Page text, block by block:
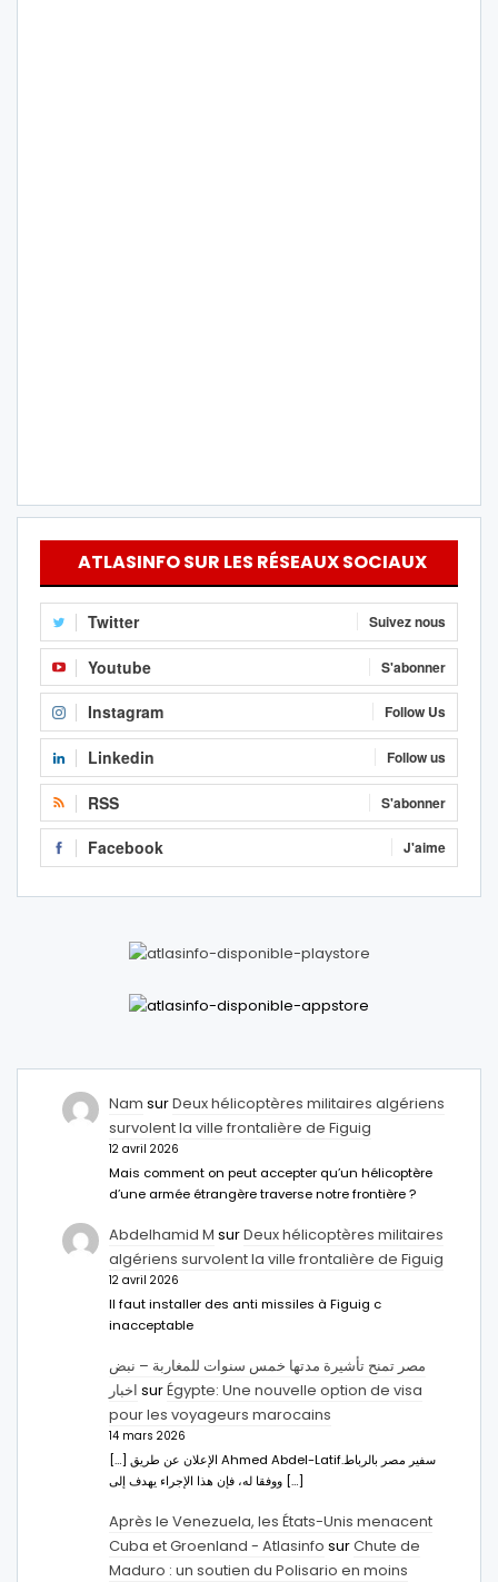
ATLASINFO SUR LES RÉSEAUX SOCIAUX
Twitter Suivez nous
Youtube S'abonner
Instagram Follow Us
Linkedin Follow us
RSS S'abonner
Facebook J'aime
Nam surDeux hélicoptères militaires algériens
survolent la ville frontalière de Figuig
12 avril 2026
Mais comment on peut accepter qu’un hélicoptère
d’une armée étrangère traverse notre frontière ?
Abdelhamid M surDeux hélicoptères militaires
algériens survolent la ville frontalière de Figuig
12 avril 2026
Il faut installer des anti missiles à Figuig c
inacceptable
مصر تمنح تأشيرة مدتها خمس سنوات للمغاربة – نبض
اخبار surÉgypte: Une nouvelle option de visa
pour les voyageurs marocains
14 mars 2026
[…] الإعلان عن طريق Ahmed Abdel-Latifسفير مصر بالرباط.
ووفقا له، فإن هذا الإجراء يهدف إلى […]
Après le Venezuela, les États-Unis menacent
Cuba et Groenland - Atlasinfo surChute de
Maduro : un soutien du Polisario en moins